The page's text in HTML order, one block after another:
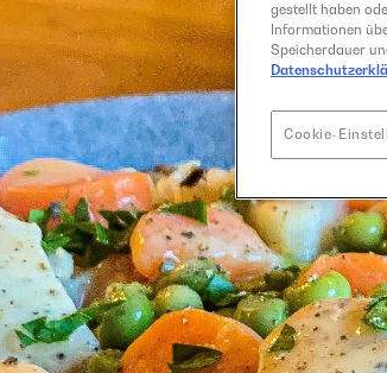
gestellt haben
Informationen
Speicherdauer
Cookie-